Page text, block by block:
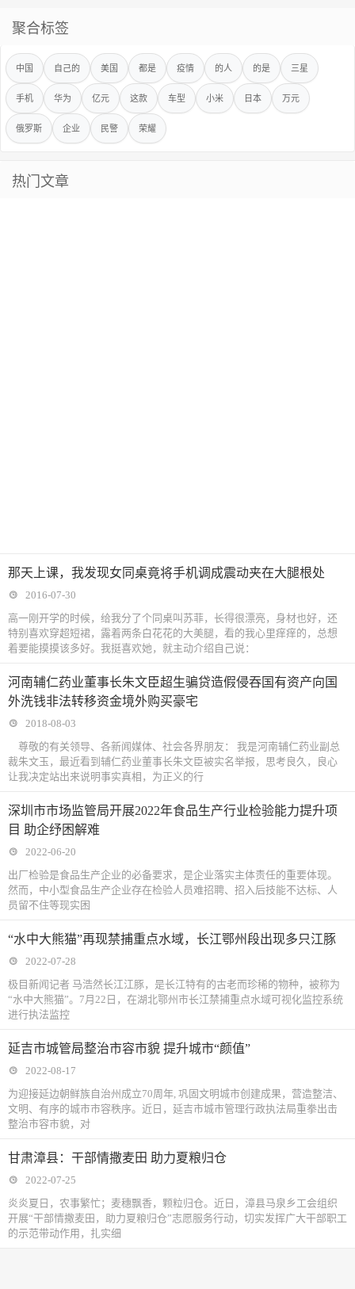
聚合标签
中国 自己的 美国 都是 疫情 的人 的是 三星
手机 华为 亿元 这款 车型 小米 日本 万元
俄罗斯 企业 民警 荣耀
热门文章
那天上课，我发现女同桌竟将手机调成震动夹在大腿根处
2016-07-30
高一刚开学的时候，给我分了个同桌叫苏菲，长得很漂亮，身材也好，还
特别喜欢穿超短裙，露着两条白花花的大美腿，看的我心里痒痒的，总想
着要能摸摸该多好。我挺喜欢她，就主动介绍自己说：
河南辅仁药业董事长朱文臣超生骗贷造假侵吞国有资产向国
外洗钱非法转移资金境外购买豪宅
2018-08-03
尊敬的有关领导、各新闻媒体、社会各界朋友： 我是河南辅仁药业副总
裁朱文玉，最近看到辅仁药业董事长朱文臣被实名举报，思考良久，良心
让我决定站出来说明事实真相，为正义的行
深圳市市场监管局开展2022年食品生产行业检验能力提升项
目 助企纾困解难
2022-06-20
出厂检验是食品生产企业的必备要求，是企业落实主体责任的重要体现。
然而，中小型食品生产企业存在检验人员难招聘、招入后技能不达标、人
员留不住等现实困
“水中大熊猫”再现禁捕重点水域，长江鄂州段出现多只江豚
2022-07-28
极目新闻记者 马浩然长江江豚，是长江特有的古老而珍稀的物种，被称为
“水中大熊猫”。7月22日，在湖北鄂州市长江禁捕重点水域可视化监控系统
进行执法监控
延吉市城管局整治市容市貌 提升城市“颜值”
2022-08-17
为迎接延边朝鲜族自治州成立70周年, 巩固文明城市创建成果，营造整洁、
文明、有序的城市市容秩序。近日，延吉市城市管理行政执法局重拳出击
整治市容市貌，对
甘肃漳县：干部情撒麦田 助力夏粮归仓
2022-07-25
炎炎夏日，农事繁忙；麦穗飘香，颗粒归仓。近日，漳县马泉乡工会组织
开展“干部情撒麦田，助力夏粮归仓”志愿服务行动，切实发挥广大干部职工
的示范带动作用，扎实细